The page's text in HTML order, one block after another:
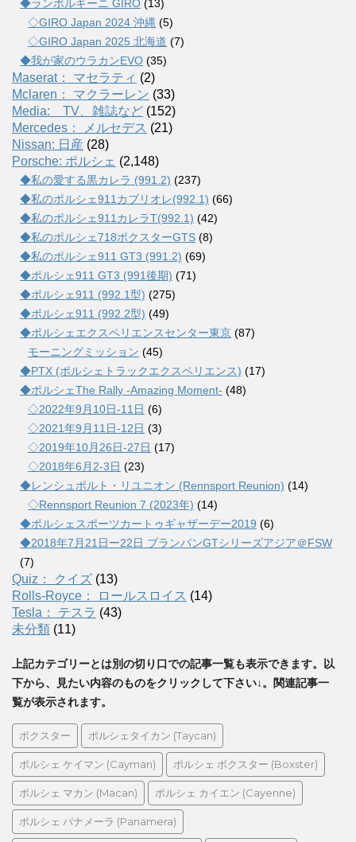
◆ランボルギーニ GIRO (13)
◇GIRO Japan 2024 沖縄 (5)
◇GIRO Japan 2025 北海道 (7)
◆我が家のウラカンEVO (35)
Maserat： マセラティ (2)
Mclaren： マクラーレン (33)
Media: TV、雑誌など (152)
Mercedes： メルセデス (21)
Nissan: 日産 (28)
Porsche: ポルシェ (2,148)
◆私の愛する黒カレラ (991.2) (237)
◆私のポルシェ911カブリオレ(992.1) (66)
◆私のポルシェ911カレラT(992.1) (42)
◆私のポルシェ718ボクスターGTS (8)
◆私のポルシェ911 GT3 (991.2) (69)
◆ポルシェ911 GT3 (991後期) (71)
◆ポルシェ911 (992.1型) (275)
◆ポルシェ911 (992.2型) (49)
◆ポルシェエクスペリエンスセンター東京 (87)
モーニングミッション (45)
◆PTX (ポルシェトラックエクスペリエンス) (17)
◆ポルシェThe Rally -Amazing Moment- (48)
◇2022年9月10日-11日 (6)
◇2021年9月11日-12日 (3)
◇2019年10月26日-27日 (17)
◇2018年6月2-3日 (23)
◆レンシュポルト・リユニオン (Rennsport Reunion) (14)
◇Rennsport Reunion 7 (2023年) (14)
◆ポルシェスポーツカートゥギャザーデー2019 (6)
◆2018年7月21日ー22日 ブランパンGTシリーズアジア＠FSW
(7)
Quiz： クイズ (13)
Rolls-Royce： ロールスロイス (14)
Tesla： テスラ (43)
未分類 (11)
上記カテゴリーとは別の切り口での記事一覧も表示できます。以
下から、見たい内容のものをクリックして下さい↓。関連記事一
覧が表示されます。
ボクスター ポルシェタイカン (Taycan)
ポルシェ ケイマン (Cayman) ポルシェ ボクスター (Boxster)
ポルシェ マカン (Macan) ポルシェ カイエン (Cayenne)
ポルシェ パナメーラ (Panamera)